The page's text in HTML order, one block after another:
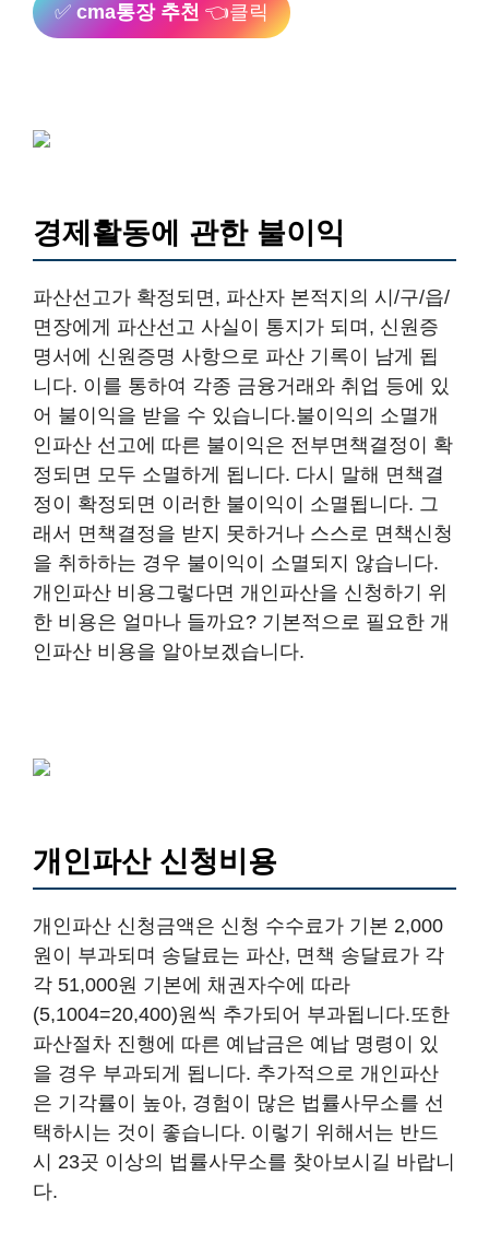
✅ cma통장 추천 👈클릭
경제활동에 관한 불이익
파산선고가 확정되면, 파산자 본적지의 시/구/읍/
면장에게 파산선고 사실이 통지가 되며, 신원증
명서에 신원증명 사항으로 파산 기록이 남게 됩
니다. 이를 통하여 각종 금융거래와 취업 등에 있
어 불이익을 받을 수 있습니다.불이익의 소멸개
인파산 선고에 따른 불이익은 전부면책결정이 확
정되면 모두 소멸하게 됩니다. 다시 말해 면책결
정이 확정되면 이러한 불이익이 소멸됩니다. 그
래서 면책결정을 받지 못하거나 스스로 면책신청
을 취하하는 경우 불이익이 소멸되지 않습니다.
개인파산 비용그렇다면 개인파산을 신청하기 위
한 비용은 얼마나 들까요? 기본적으로 필요한 개
인파산 비용을 알아보겠습니다.
개인파산 신청비용
개인파산 신청금액은 신청 수수료가 기본 2,000
원이 부과되며 송달료는 파산, 면책 송달료가 각
각 51,000원 기본에 채권자수에 따라
(5,1004=20,400)원씩 추가되어 부과됩니다.또한
파산절차 진행에 따른 예납금은 예납 명령이 있
을 경우 부과되게 됩니다. 추가적으로 개인파산
은 기각률이 높아, 경험이 많은 법률사무소를 선
택하시는 것이 좋습니다. 이렇기 위해서는 반드
시 23곳 이상의 법률사무소를 찾아보시길 바랍니
다.